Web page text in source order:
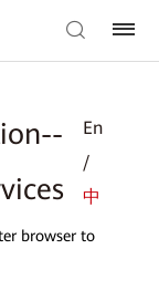
En
/
中
browser to